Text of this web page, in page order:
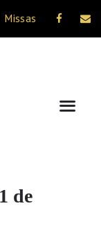
Missas
de